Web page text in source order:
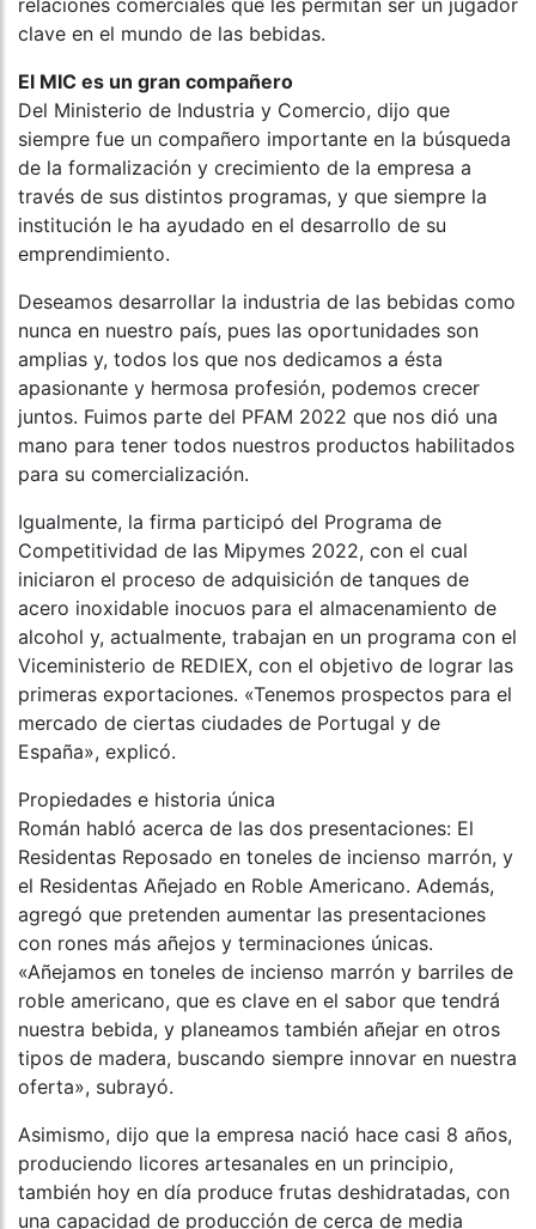
relaciones comerciales que les permitan ser un jugador
clave en el mundo de las bebidas.
El MIC es un gran compañero
Del Ministerio de Industria y Comercio, dijo que
siempre fue un compañero importante en la búsqueda
de la formalización y crecimiento de la empresa a
través de sus distintos programas, y que siempre la
institución le ha ayudado en el desarrollo de su
emprendimiento.
Deseamos desarrollar la industria de las bebidas como
nunca en nuestro país, pues las oportunidades son
amplias y, todos los que nos dedicamos a ésta
apasionante y hermosa profesión, podemos crecer
juntos. Fuimos parte del PFAM 2022 que nos dió una
mano para tener todos nuestros productos habilitados
para su comercialización.
Igualmente, la firma participó del Programa de
Competitividad de las Mipymes 2022, con el cual
iniciaron el proceso de adquisición de tanques de
acero inoxidable inocuos para el almacenamiento de
alcohol y, actualmente, trabajan en un programa con el
Viceministerio de REDIEX, con el objetivo de lograr las
primeras exportaciones. «Tenemos prospectos para el
mercado de ciertas ciudades de Portugal y de
España», explicó.
Propiedades e historia única
Román habló acerca de las dos presentaciones: El
Residentas Reposado en toneles de incienso marrón, y
el Residentas Añejado en Roble Americano. Además,
agregó que pretenden aumentar las presentaciones
con rones más añejos y terminaciones únicas.
«Añejamos en toneles de incienso marrón y barriles de
roble americano, que es clave en el sabor que tendrá
nuestra bebida, y planeamos también añejar en otros
tipos de madera, buscando siempre innovar en nuestra
oferta», subrayó.
Asimismo, dijo que la empresa nació hace casi 8 años,
produciendo licores artesanales en un principio,
también hoy en día produce frutas deshidratadas, con
una capacidad de producción de cerca de media